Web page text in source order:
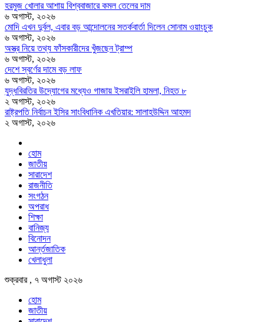
হরমুজ খোলার আশায় বিশ্ববাজারে কমল তেলের দাম
৬ অগাস্ট, ২০২৬
মোদি এখন দুর্বল, এবার বড় আন্দোলনের সতর্কবার্তা দিলেন সোনাম ওয়াংচুক
৬ অগাস্ট, ২০২৬
অস্ত্র নিয়ে তথ্য ফাঁসকারীদের খুঁজছেন ট্রাম্প
৬ অগাস্ট, ২০২৬
দেশে স্বর্ণের দামে বড় লাফ
৬ অগাস্ট, ২০২৬
যুদ্ধবিরতির উদ্যোগের মধ্যেও গাজায় ইসরাইলি হামলা, নিহত ৮
২ অগাস্ট, ২০২৬
রাষ্ট্রপতি নির্বাচন ইসির সাংবিধানিক এখতিয়ার: সালাহউদ্দিন আহমদ
২ অগাস্ট, ২০২৬
হোম
জাতীয়
সারাদেশ
রাজনীতি
সংগঠন
অপরাধ
শিক্ষা
বানিজ্য
বিনোদন
আর্ন্তজাতিক
খেলাধুলা
শুক্রবার , ৭ অগাস্ট ২০২৬
হোম
জাতীয়